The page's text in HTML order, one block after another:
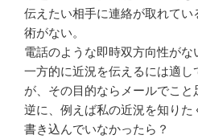
伝えたい相手に連絡が取れてい
術がない。
電話のような即時双方向性がな
一方的に近況を伝えるには適し
が、その目的ならメールでこと
逆に、例えば私の近況を知りた
書き込んでいなかったら？